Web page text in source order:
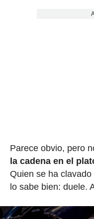
Parece obvio, pero
la cadena en el
Quien se ha
lo sabe bien: duele.